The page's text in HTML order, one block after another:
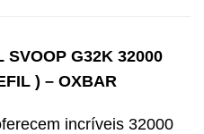
SVOOP G32K 32000
) – OXBAR
incríveis 32000